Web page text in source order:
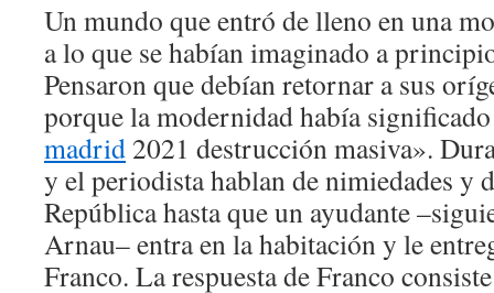
Un mundo que entró de lleno en una
a lo que se habían imaginado a
Pensaron que debían retornar a sus
porque la modernidad había
madrid 2021 destrucción masiva».
y el periodista hablan de nimiedades y
República hasta que un ayudante
Arnau– entra en la habitación y le
Franco. La respuesta de Franco